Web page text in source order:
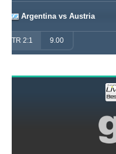
Argentina vs Austria
TR 2:1 9.00